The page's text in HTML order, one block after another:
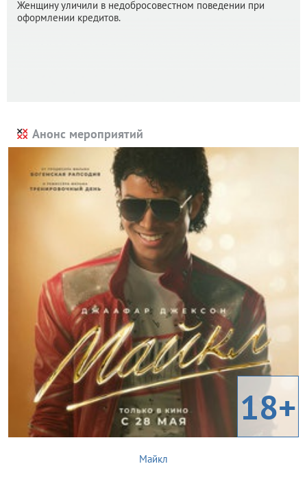
Женщину уличили в недобросовестном поведении при
оформлении кредитов.
Анонс мероприятий
18+
Майкл